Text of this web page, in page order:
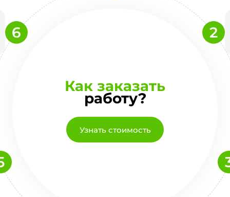
Как заказать
работу?
Узнать стоимость
2
6